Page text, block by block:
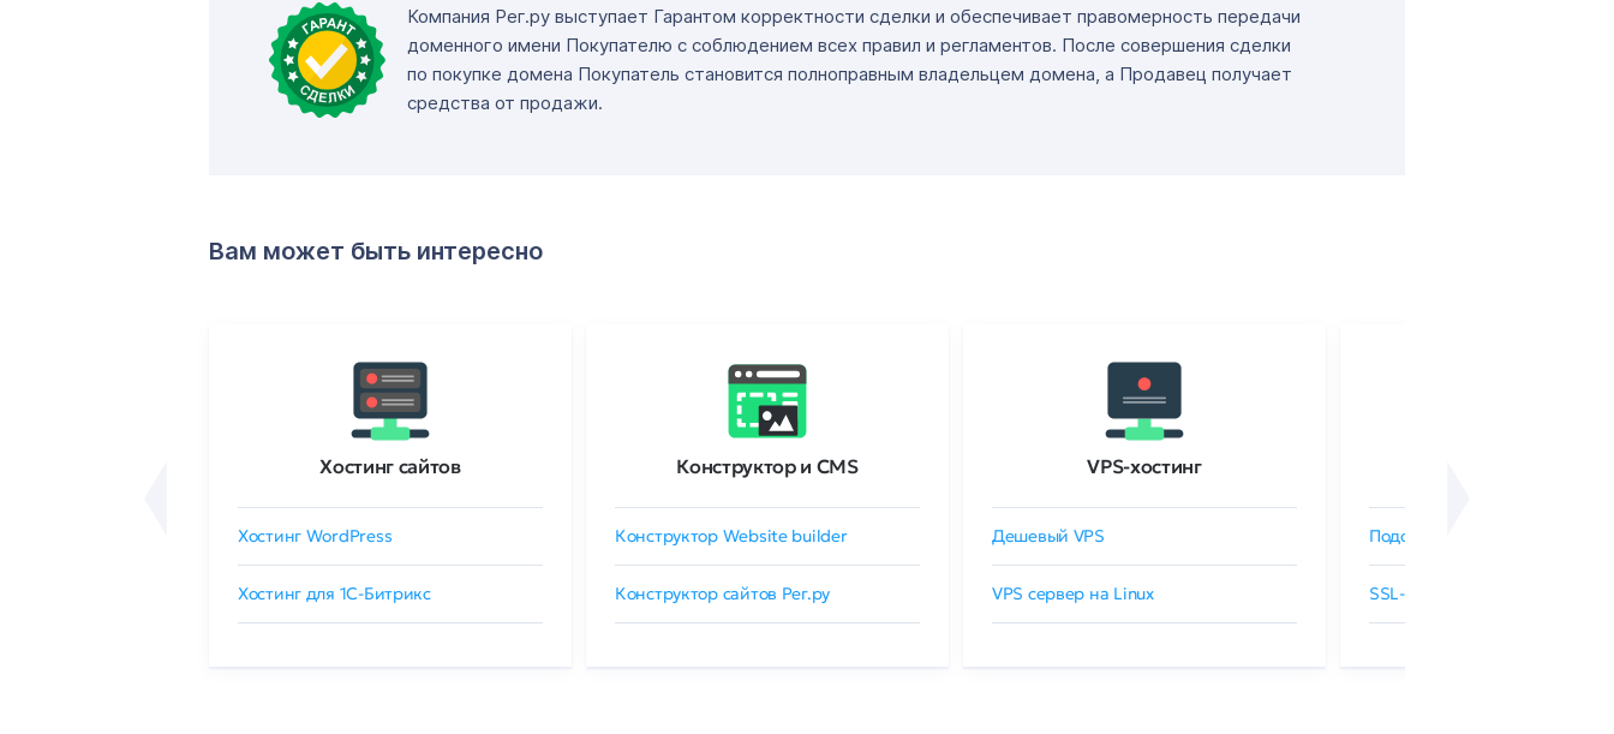
Компания Рег.ру выступает Гарантом корректности сделки и обеспечивает правомерность передачи
доменного имени Покупателю с соблюдением всех правил и регламентов. После совершения сделки
по покупке домена Покупатель становится полноправным владельцем домена, а Продавец получает
средства от продажи.
Вам может быть интересно
Хостинг сайтов
Хостинг WordPress
Хостинг для 1C-Битрикс
Конструктор и CMS
Конструктор Website builder
Конструктор сайтов Рег.ру
VPS-хостинг
Дешевый VPS
VPS сервер на Linux
Подобрать SSL-сертификат
SSL-сертификаты GlobalSign